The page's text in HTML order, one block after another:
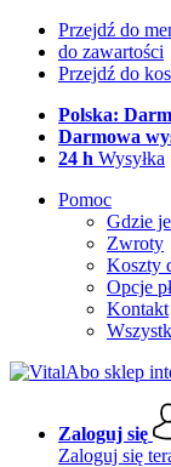
Przejdź do
do zawartości
Przejdź do
Polska:
Darmowa
24 h Wysyłka
Pomoc
Gdzie
Zwroty
Koszty
Opcje
Kontakt
Zaloguj się
Zaloguj się